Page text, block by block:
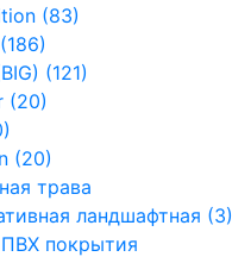
(83)
(121)
(20)
(20)
трава
ландшафтная (3)
покрытия